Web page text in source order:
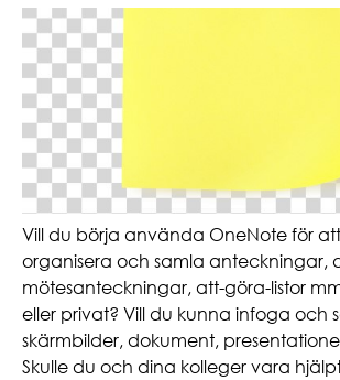
Vill du börja använda OneNote för
organisera och samla anteckningar,
mötesanteckningar, att-göra-listor
eller privat? Vill du kunna infoga och
skärmbilder, dokument,
Skulle du och dina kolleger vara